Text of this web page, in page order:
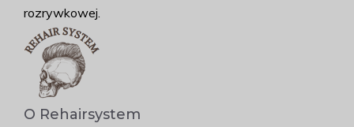
rozrywkowej.
O Rehairsystem